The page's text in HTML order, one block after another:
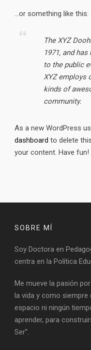
…or something like this:
The XYZ
1971, and
to the public
XYZ employs
kinds of
community.
As a new WordPress
dashboard to delete
your content. Have fun!
SOBRE MÍ
Soy Doctora en
centra en la Política
Me mueve la pasión
la vida y como siempre
espacio ni ningún
aprender, para
Ser”.